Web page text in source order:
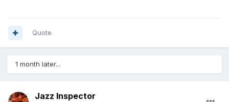
Quote
1 month later...
Jazz Inspector